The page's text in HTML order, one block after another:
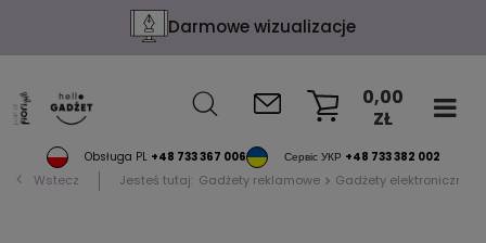
Darmowe wizualizacje
Obsługa PL +48 733 367 006 Сервіс УКР +48 733 382 002
0,00
ZŁ
Wstecz Jesteś tutaj: Gadżety reklamowe Gadżety elektroniczne